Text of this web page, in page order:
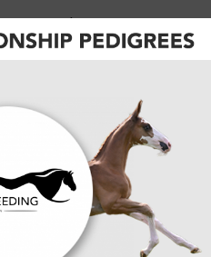
ook Constant van
in de kijker. Van
terug in het zadel,
Thot (Ready Boy des
naar de vijfde
Wellens volgde met de
Uno) op plaats zes.